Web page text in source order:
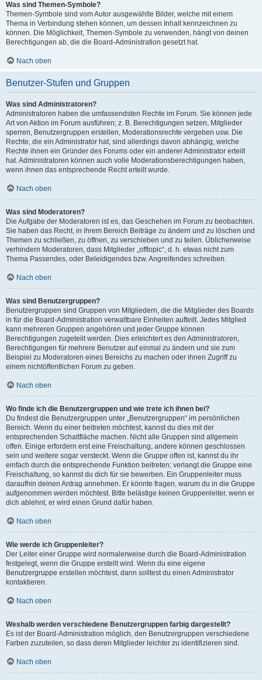
Was sind Themen-Symbole?
Themen-Symbole sind vom Autor ausgewählte Bilder, welche mit einem
Thema in Verbindung stehen können, um dessen Inhalt kennzeichnen zu
können. Die Möglichkeit, Themen-Symbole zu verwenden, hängt von deinen
Berechtigungen ab, die die Board-Administration gesetzt hat.
Nach oben
Benutzer-Stufen und Gruppen
Was sind Administratoren?
Administratoren haben die umfassendsten Rechte im Forum. Sie können jede
Art von Aktion im Forum ausführen; z. B. Berechtigungen setzen, Mitglieder
sperren, Benutzergruppen erstellen, Moderationsrechte vergeben usw. Die
Rechte, die ein Administrator hat, sind allerdings davon abhängig, welche
Rechte ihnen ein Gründer des Forums oder ein anderer Administrator erteilt
hat. Administratoren können auch volle Moderationsberechtigungen haben,
wenn ihnen das entsprechende Recht erteilt wurde.
Nach oben
Was sind Moderatoren?
Die Aufgabe der Moderatoren ist es, das Geschehen im Forum zu beobachten.
Sie haben das Recht, in ihrem Bereich Beiträge zu ändern und zu löschen und
Themen zu schließen, zu öffnen, zu verschieben und zu teilen. Üblicherweise
verhindern Moderatoren, dass Mitglieder „offtopic“, d. h. etwas nicht zum
Thema Passendes, oder Beleidigendes bzw. Angreifendes schreiben.
Nach oben
Was sind Benutzergruppen?
Benutzergruppen sind Gruppen von Mitgliedern, die die Mitglieder des Boards
in für die Board-Administration verwaltbare Einheiten aufteilt. Jedes Mitglied
kann mehreren Gruppen angehören und jeder Gruppe können
Berechtigungen zugeteilt werden. Dies erleichtert es den Administratoren,
Berechtigungen für mehrere Benutzer auf einmal zu ändern und sie zum
Beispiel zu Moderatoren eines Bereichs zu machen oder ihnen Zugriff zu
einem nichtöffentlichen Forum zu geben.
Nach oben
Wo finde ich die Benutzergruppen und wie trete ich ihnen bei?
Du findest die Benutzergruppen unter „Benutzergruppen“ im persönlichen
Bereich. Wenn du einer beitreten möchtest, kannst du dies mit der
entsprechenden Schaltfläche machen. Nicht alle Gruppen sind allgemein
offen. Einige erfordern erst eine Freischaltung, andere können geschlossen
sein und weitere sogar versteckt. Wenn die Gruppe offen ist, kannst du ihr
einfach durch die entsprechende Funktion beitreten; verlangt die Gruppe eine
Freischaltung, so kannst du dich für sie bewerben. Ein Gruppenleiter muss
daraufhin deinen Antrag annehmen. Er könnte fragen, warum du in die Gruppe
aufgenommen werden möchtest. Bitte belästige keinen Gruppenleiter, wenn er
dich ablehnt, er wird einen Grund dafür haben.
Nach oben
Wie werde ich Gruppenleiter?
Der Leiter einer Gruppe wird normalerweise durch die Board-Administration
festgelegt, wenn die Gruppe erstellt wird. Wenn du eine eigene
Benutzergruppe erstellen möchtest, dann solltest du einen Administrator
kontaktieren.
Nach oben
Weshalb werden verschiedene Benutzergruppen farbig dargestellt?
Es ist der Board-Administration möglich, den Benutzergruppen verschiedene
Farben zuzuteilen, so dass deren Mitglieder leichter zu identifizieren sind.
Nach oben